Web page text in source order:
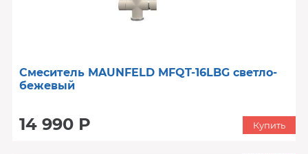
Смеситель MAUNFELD MFQT-16LBG светло-
бежевый
14 990 Р Купить